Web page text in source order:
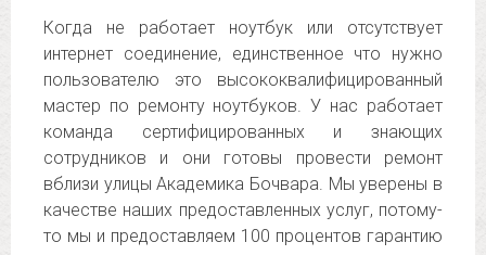
Когда не работает ноутбук или отсутствует
интернет соединение, единственное что нужно
пользователю это высококвалифицированный
мастер по ремонту ноутбуков. У нас работает
команда сертифицированных и знающих
сотрудников и они готовы провести ремонт
вблизи улицы Академика Бочвара. Мы уверены в
качестве наших предоставленных услуг, потому-
то мы и предоставляем 100 процентов гарантию